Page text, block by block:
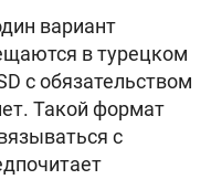
вариант
в турецком
с обязательством
Такой формат
с